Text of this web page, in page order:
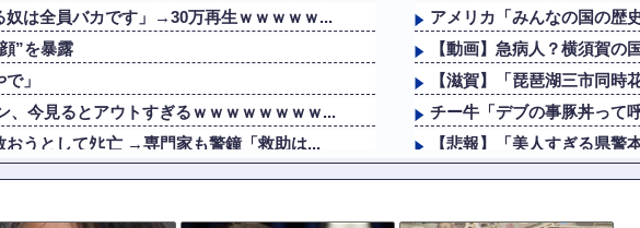
奴は全員バカです」→30万再生ｗｗｗｗｗ...
”を暴露
」
、今見るとアウトすぎるｗｗｗｗｗｗｗｗ...
おうとしてﾀﾋ亡 →専門家も警鐘「救助は...
水着お姉さんがにっこり」を撮影、だがお...
アメリカ「みんなの国の歴
【動画】急病人？横須賀の
【滋賀】「琵琶湖三市同
チー牛「デブの事豚丼って
【悲報】「美人すぎる県警
【衝撃】葬儀屋「火葬プラ